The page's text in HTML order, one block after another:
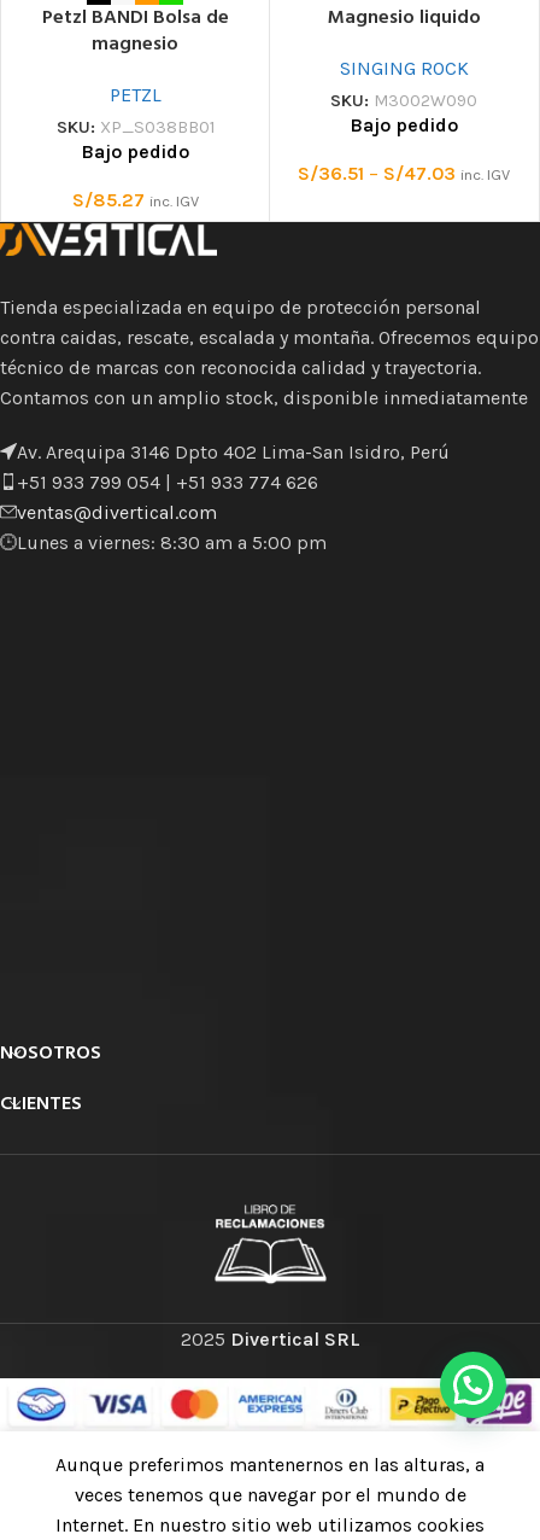
Petzl BANDI Bolsa de
magnesio
PETZL
SKU: XP_S038BB01
Bajo pedido
S/85.27 inc. IGV
Magnesio liquido
SINGING ROCK
SKU: M3002W090
Bajo pedido
S/36.51 – S/47.03 inc. IGV
Tienda especializada en equipo de protección personal
contra caidas, rescate, escalada y montaña. Ofrecemos equipo
técnico de marcas con reconocida calidad y trayectoria.
Contamos con un amplio stock, disponible inmediatamente
Av. Arequipa 3146 Dpto 402 Lima-San Isidro, Perú
+51 933 799 054 | +51 933 774 626
ventas@divertical.com
Lunes a viernes: 8:30 am a 5:00 pm
NOSOTROS
CLIENTES
2025 Divertical SRL
Aunque preferimos mantenernos en las alturas, a
veces tenemos que navegar por el mundo de
Internet. En nuestro sitio web utilizamos cookies
Chalk bag MOUNTAINS red
Bolsa de magnesio
S/86.55
inc. IGV
SELECCIONAR
OPCIONES
Mi cuenta